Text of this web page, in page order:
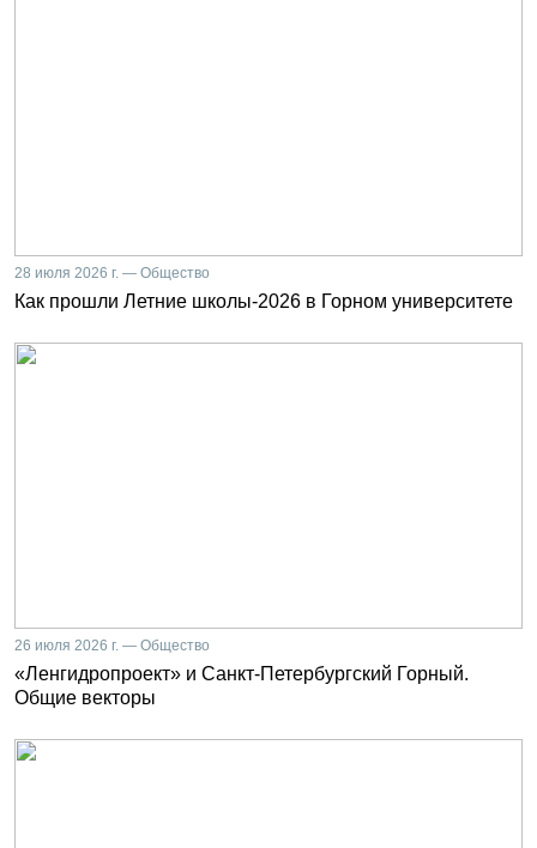
28 июля 2026 г. — Общество
Как прошли Летние школы-2026 в Горном университете
26 июля 2026 г. — Общество
«Ленгидропроект» и Санкт-Петербургский Горный.
Общие векторы